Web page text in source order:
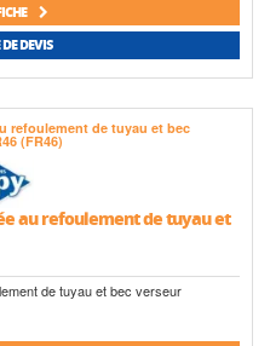
DEVIS
au refoulement de tuyau et
de tuyau et bec verseur